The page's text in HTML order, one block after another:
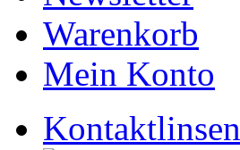
Warenkorb
Mein Konto
Kontaktlinsen